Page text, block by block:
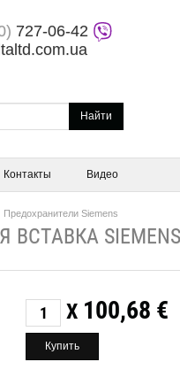
727-06-42
Найти
Контакты Видео
Предохранители Siemens
X 100,68 €